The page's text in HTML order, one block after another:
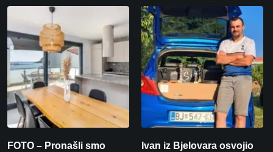
stolnom tenisu!
FOTO – Pronašli smo
Ivan iz Bjelovara osvojio